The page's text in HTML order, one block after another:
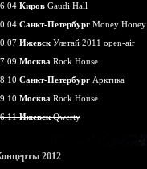
Киров Gaudi Hall
Санкт-Петербург Money Honey
Ижевск Улетай 2011 open-air
Москва Rock House
Санкт-Петербург Арктика
Москва Rock House
ИжевскQwerty
2012